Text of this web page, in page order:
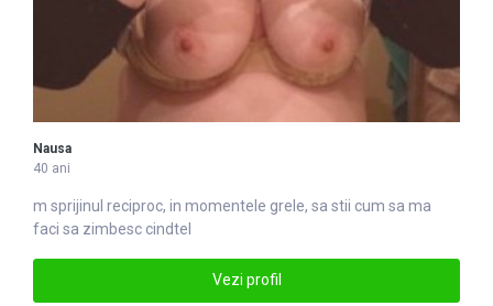
Nausa
40 ani
m sprijinul reciproc, in momentel e grele, sa stii cum sa ma
faci sa zimbesc cindtel
Vezi profil